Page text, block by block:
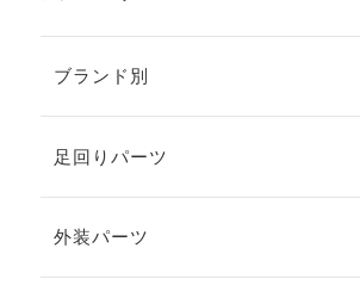
ブランド別
足回りパーツ
外装パーツ